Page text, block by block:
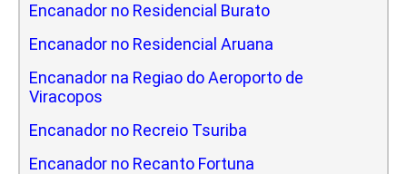
Encanador no Residencial Burato
Encanador no Residencial Aruana
Encanador na Regiao do Aeroporto de
Viracopos
Encanador no Recreio Tsuriba
Encanador no Recanto Fortuna